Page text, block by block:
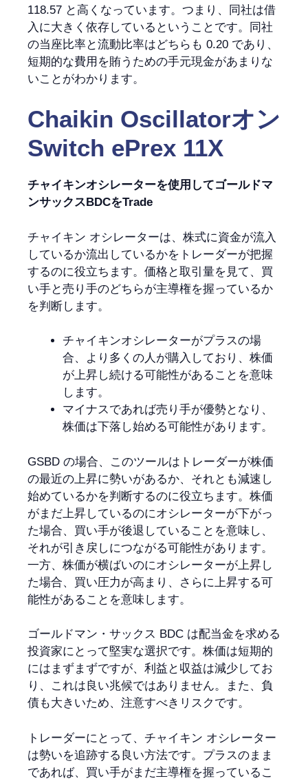
118.57 と高くなっています。つまり、同社は借
入に大きく依存しているということです。同社
の当座比率と流動比率はどちらも 0.20 であり、
短期的な費用を賄うための手元現金があまりな
いことがわかります。
Chaikin Oscillatorオン
Switch ePrex 11X
チャイキンオシレーターを使用してゴールドマ
ンサックスBDCをTrade
チャイキン オシレーターは、株式に資金が流入
しているか流出しているかをトレーダーが把握
するのに役立ちます。価格と取引量を見て、買
い手と売り手のどちらが主導権を握っているか
を判断します。
チャイキンオシレーターがプラスの場
合、より多くの人が購入しており、株価
が上昇し続ける可能性があることを意味
します。
マイナスであれば売り手が優勢となり、
株価は下落し始める可能性があります。
GSBD の場合、このツールはトレーダーが株価
の最近の上昇に勢いがあるか、それとも減速し
始めているかを判断するのに役立ちます。株価
がまだ上昇しているのにオシレーターが下がっ
た場合、買い手が後退していることを意味し、
それが引き戻しにつながる可能性があります。
一方、株価が横ばいのにオシレーターが上昇し
た場合、買い圧力が高まり、さらに上昇する可
能性があることを意味します。
ゴールドマン・サックス BDC は配当金を求める
投資家にとって堅実な選択です。株価は短期的
にはまずまずですが、利益と収益は減少してお
り、これは良い兆候ではありません。また、負
債も大きいため、注意すべきリスクです。
トレーダーにとって、チャイキン オシレーター
は勢いを追跡する良い方法です。プラスのまま
であれば、買い手がまだ主導権を握っているこ